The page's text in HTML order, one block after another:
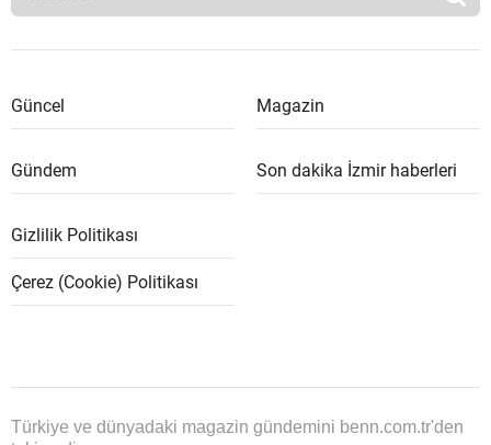
Güncel Magazin
Gündem Son dakika İzmir haberleri
Gizlilik Politikası
Çerez (Cookie) Politikası
Türkiye ve dünyadaki magazin gündemini benn.com.tr'den